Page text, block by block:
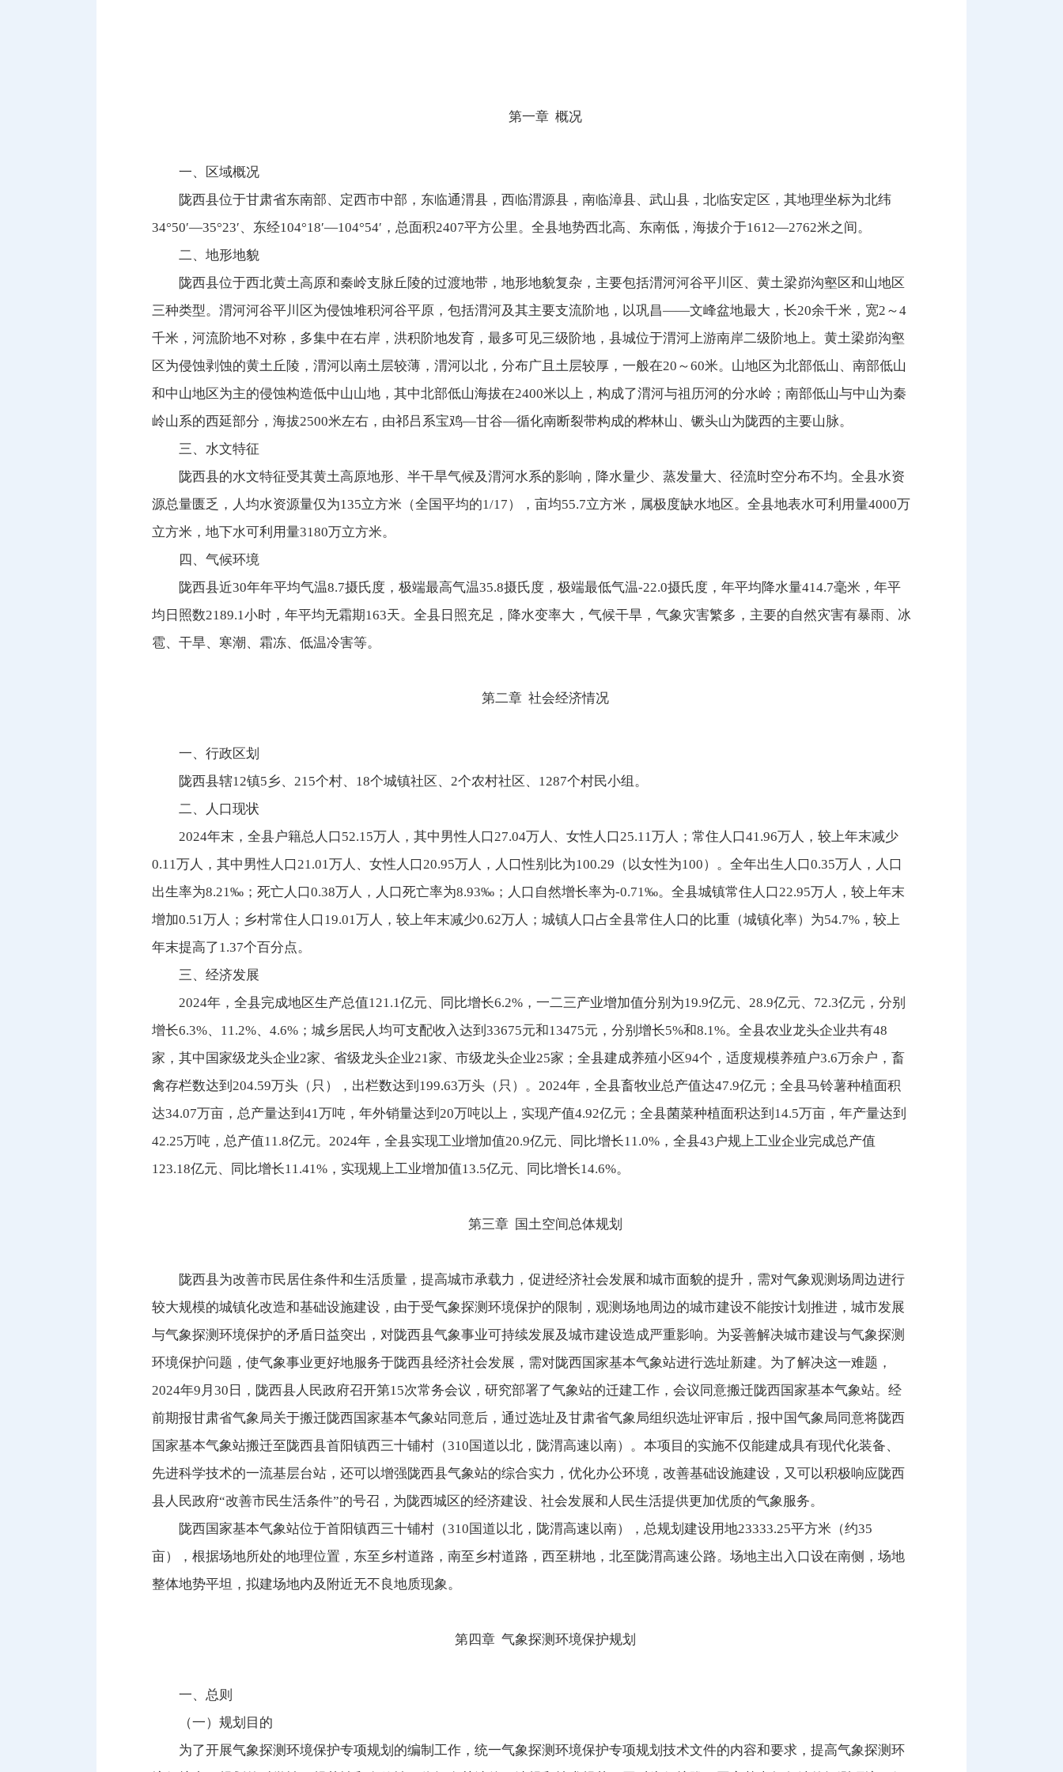
第一章 概况
一、区域概况
陇西县位于甘肃省东南部、定西市中部，东临通渭县，西临渭源县，南临漳县、武山县，北临安定区，其地理坐标为北纬
34°50′—35°23′、东经104°18′—104°54′，总面积2407平方公里。全县地势西北高、东南低，海拔介于1612—2762米之间。
二、地形地貌
陇西县位于西北黄土高原和秦岭支脉丘陵的过渡地带，地形地貌复杂，主要包括渭河河谷平川区、黄土梁峁沟壑区和山地区
三种类型。渭河河谷平川区为侵蚀堆积河谷平原，包括渭河及其主要支流阶地，以巩昌——文峰盆地最大，长20余千米，宽2～4
千米，河流阶地不对称，多集中在右岸，洪积阶地发育，最多可见三级阶地，县城位于渭河上游南岸二级阶地上。黄土梁峁沟壑
区为侵蚀剥蚀的黄土丘陵，渭河以南土层较薄，渭河以北，分布广且土层较厚，一般在20～60米。山地区为北部低山、南部低山
和中山地区为主的侵蚀构造低中山山地，其中北部低山海拔在2400米以上，构成了渭河与祖历河的分水岭；南部低山与中山为秦
岭山系的西延部分，海拔2500米左右，由祁吕系宝鸡—甘谷—循化南断裂带构成的桦林山、镢头山为陇西的主要山脉。
三、水文特征
陇西县的水文特征受其黄土高原地形、半干旱气候及渭河水系的影响，降水量少、蒸发量大、径流时空分布不均。全县水资
源总量匮乏，人均水资源量仅为135立方米（全国平均的1/17），亩均55.7立方米，属极度缺水地区。全县地表水可利用量4000万
立方米，地下水可利用量3180万立方米。
四、气候环境
陇西县近30年年平均气温8.7摄氏度，极端最高气温35.8摄氏度，极端最低气温-22.0摄氏度，年平均降水量414.7毫米，年平
均日照数2189.1小时，年平均无霜期163天。全县日照充足，降水变率大，气候干旱，气象灾害繁多，主要的自然灾害有暴雨、冰
雹、干旱、寒潮、霜冻、低温冷害等。
第二章 社会经济情况
一、行政区划
陇西县辖12镇5乡、215个村、18个城镇社区、2个农村社区、1287个村民小组。
二、人口现状
2024年末，全县户籍总人口52.15万人，其中男性人口27.04万人、女性人口25.11万人；常住人口41.96万人，较上年末减少
0.11万人，其中男性人口21.01万人、女性人口20.95万人，人口性别比为100.29（以女性为100）。全年出生人口0.35万人，人口
出生率为8.21‰；死亡人口0.38万人，人口死亡率为8.93‰；人口自然增长率为-0.71‰。全县城镇常住人口22.95万人，较上年末
增加0.51万人；乡村常住人口19.01万人，较上年末减少0.62万人；城镇人口占全县常住人口的比重（城镇化率）为54.7%，较上
年末提高了1.37个百分点。
三、经济发展
2024年，全县完成地区生产总值121.1亿元、同比增长6.2%，一二三产业增加值分别为19.9亿元、28.9亿元、72.3亿元，分别
增长6.3%、11.2%、4.6%；城乡居民人均可支配收入达到33675元和13475元，分别增长5%和8.1%。全县农业龙头企业共有48
家，其中国家级龙头企业2家、省级龙头企业21家、市级龙头企业25家；全县建成养殖小区94个，适度规模养殖户3.6万余户，畜
禽存栏数达到204.59万头（只），出栏数达到199.63万头（只）。2024年，全县畜牧业总产值达47.9亿元；全县马铃薯种植面积
达34.07万亩，总产量达到41万吨，年外销量达到20万吨以上，实现产值4.92亿元；全县菌菜种植面积达到14.5万亩，年产量达到
42.25万吨，总产值11.8亿元。2024年，全县实现工业增加值20.9亿元、同比增长11.0%，全县43户规上工业企业完成总产值
123.18亿元、同比增长11.41%，实现规上工业增加值13.5亿元、同比增长14.6%。
第三章 国土空间总体规划
陇西县为改善市民居住条件和生活质量，提高城市承载力，促进经济社会发展和城市面貌的提升，需对气象观测场周边进行
较大规模的城镇化改造和基础设施建设，由于受气象探测环境保护的限制，观测场地周边的城市建设不能按计划推进，城市发展
与气象探测环境保护的矛盾日益突出，对陇西县气象事业可持续发展及城市建设造成严重影响。为妥善解决城市建设与气象探测
环境保护问题，使气象事业更好地服务于陇西县经济社会发展，需对陇西国家基本气象站进行选址新建。为了解决这一难题，
2024年9月30日，陇西县人民政府召开第15次常务会议，研究部署了气象站的迁建工作，会议同意搬迁陇西国家基本气象站。经
前期报甘肃省气象局关于搬迁陇西国家基本气象站同意后，通过选址及甘肃省气象局组织选址评审后，报中国气象局同意将陇西
国家基本气象站搬迁至陇西县首阳镇西三十铺村（310国道以北，陇渭高速以南）。本项目的实施不仅能建成具有现代化装备、
先进科学技术的一流基层台站，还可以增强陇西县气象站的综合实力，优化办公环境，改善基础设施建设，又可以积极响应陇西
县人民政府“改善市民生活条件”的号召，为陇西城区的经济建设、社会发展和人民生活提供更加优质的气象服务。
陇西国家基本气象站位于首阳镇西三十铺村（310国道以北，陇渭高速以南），总规划建设用地23333.25平方米（约35
亩），根据场地所处的地理位置，东至乡村道路，南至乡村道路，西至耕地，北至陇渭高速公路。场地主出入口设在南侧，场地
整体地势平坦，拟建场地内及附近无不良地质现象。
第四章 气象探测环境保护规划
一、总则
（一）规划目的
为了开展气象探测环境保护专项规划的编制工作，统一气象探测环境保护专项规划技术文件的内容和要求，提高气象探测环